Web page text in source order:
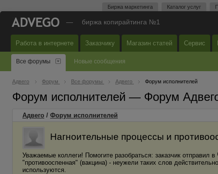
Биржа маркетинга Каталог услуг
— биржа копирайтинга №1
Работа в интернете Заказчику Магазин статей Сервис
Все форумы Новые сообщения
Адвего Форум Все форумы Адвего Форум исполнителей
Форум исполнителей — Форум
Адвего / Форум исполнителей
Нагноительные процессы и
Уважаемые коллеги! Помогите разобраться: заказчик отправил
"противооспенная" (вакцина) - неужели таких слов
используются.